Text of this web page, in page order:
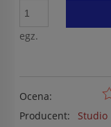
egz.
Ocena:
Producent:
Studio